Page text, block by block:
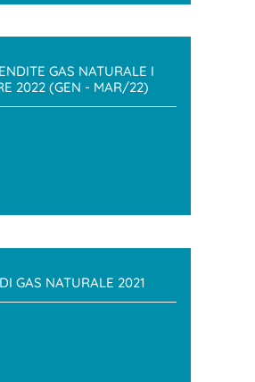
GAS NATURALE I
2022 (GEN - MAR/22)
GAS NATURALE 2021